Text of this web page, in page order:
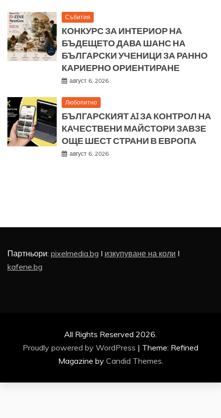
Събития
КОНКУРС ЗА ИНТЕРИОР НА
БЪДЕЩЕТО ДАВА ШАНС НА
БЪЛГАРСКИ УЧЕНИЦИ ЗА РАННО
КАРИЕРНО ОРИЕНТИРАНЕ
август 6, 2026
Любопитно
БЪЛГАРСКИЯТ AI ЗА КОНТРОЛ НА
КАЧЕСТВЕНИ МАЙСТОРИ ЗАВЗЕ
ОЩЕ ШЕСТ СТРАНИ В ЕВРОПА
август 6, 2026
Партньори: pixelmedia.bg I изкупуване на коли I
kafene.bg
All Rights Reserved 2026.
Proudly powered by WordPress | Theme: Refined
Magazine by Candid Themes.